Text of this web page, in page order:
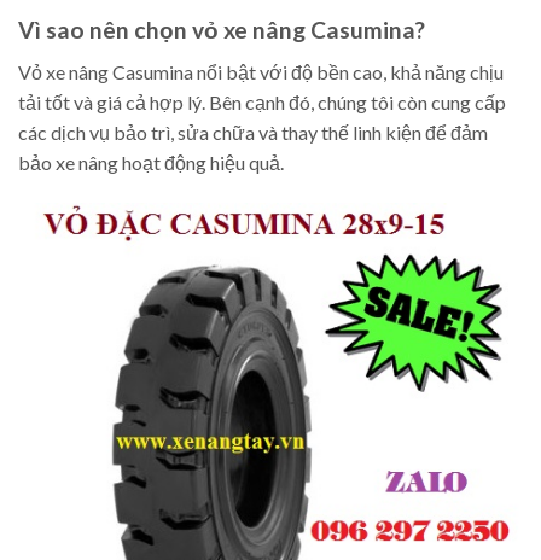
Vì sao nên chọn vỏ xe nâng Casumina?
Vỏ xe nâng Casumina nổi bật với độ bền cao, khả năng chịu
tải tốt và giá cả hợp lý. Bên cạnh đó, chúng tôi còn cung cấp
các dịch vụ bảo trì, sửa chữa và thay thế linh kiện để đảm
bảo xe nâng hoạt động hiệu quả.